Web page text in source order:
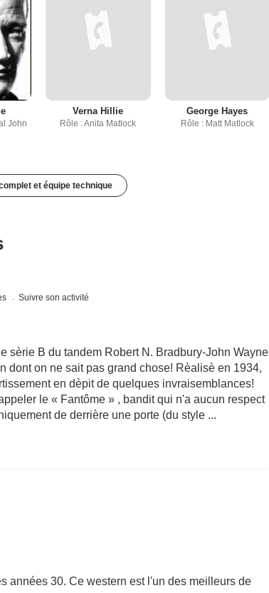
John
Verna Hillie
Rôle : Anita Matlock
George Hayes
Rôle : Matt Matlock
et équipe technique
Suivre son activité
sèrie B du tandem Robert N. Bradbury-John Wayne
dont on ne sait pas grand chose! Rèalisè en 1934,
en dèpit de quelques invraisemblances!
le « Fantôme » , bandit qui n'a aucun respect
de derrière une porte (du style ...
années 30. Ce western est l'un des meilleurs de